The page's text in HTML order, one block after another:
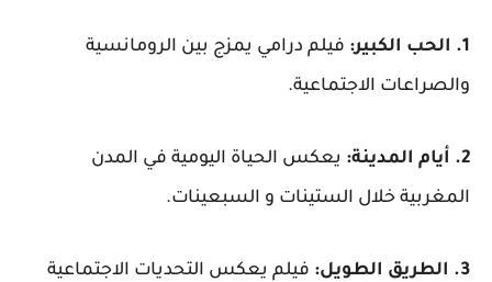
1. الحب الكبير:
فيلم درامي يمزج بين الرومانسية
والصراعات الاجتماعية.
2. أيام المدينة:
يعكس الحياة اليومية في المدن
المغربية خلال الستينات و السبعينات.
3. الطريق الطويل:
فيلم يعكس التحديات الاجتماعية